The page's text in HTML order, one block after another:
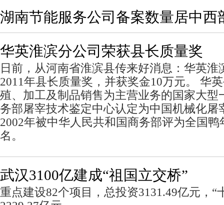
湖南节能服务公司备案数量居中西
华英淮滨分公司荣获县长质量奖
日前，从河南省淮滨县传来好消息：华英淮
2011年县长质量奖，并获奖金10万元。 华
殖、加工及制品销售为主营业务的国家大型
务部屠宰技术鉴定中心认定为中国机械化屠
2002年被中华人民共和国商务部评为全国
名。
武汉3100亿建成“祖国立交桥”
重点建设82个项目，总投资3131.49亿元，“